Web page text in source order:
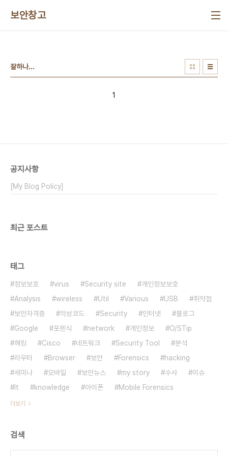
보안창고
잘하나...
1
공지사항
[My Blog Policy]
최근 포스트
태그
정보보호 virus Security site
개인정보보호
Analysis
wireless Util Various USB
취약점
보안자격증
악성코드 Security 인터넷
블로그
Google
포렌식 network 개인정보
O/STip
해킹
Cisco 네트워크 Security Tool
분석
라우터
Browser 보안 Forensics
hacking
세미나
모바일 보안뉴스 my story 수사
이슈
It
knowledge 아이폰 Mobile Forensics
더보기
검색